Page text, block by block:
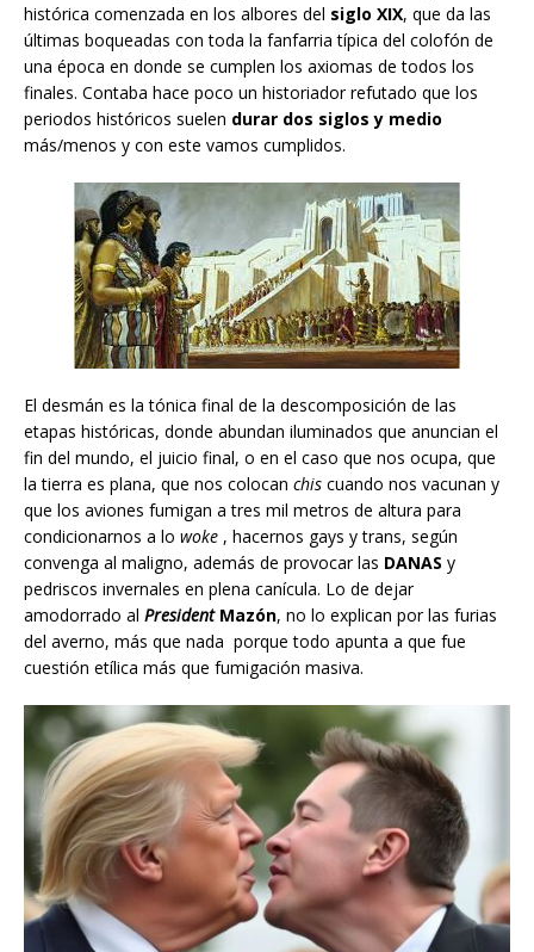
histórica comenzada en los albores del siglo XIX, que da las
últimas boqueadas con toda la fanfarria típica del colofón de
una época en donde se cumplen los axiomas de todos los
finales. Contaba hace poco un historiador refutado que los
periodos históricos suelen durar dos siglos y medio
más/menos y con este vamos cumplidos.
El desmán es la tónica final de la descomposición de las
etapas históricas, donde abundan iluminados que anuncian el
fin del mundo, el juicio final, o en el caso que nos ocupa, que
la tierra es plana, que nos colocan chis cuando nos vacunan y
que los aviones fumigan a tres mil metros de altura para
condicionarnos a lo woke , hacernos gays y trans, según
convenga al maligno, además de provocar las DANAS y
pedriscos invernales en plena canícula. Lo de dejar
amodorrado al President Mazón, no lo explican por las furias
del averno, más que nada porque todo apunta a que fue
cuestión etílica más que fumigación masiva.